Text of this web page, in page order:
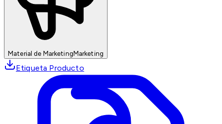
Material de MarketingMarketing
Etiqueta Producto